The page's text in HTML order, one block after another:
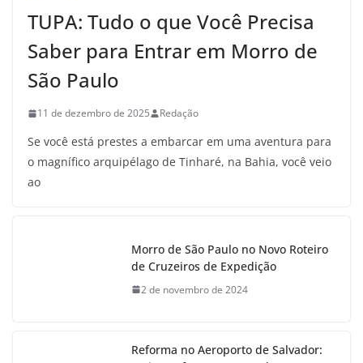
TUPA: Tudo o que Você Precisa
Saber para Entrar em Morro de
São Paulo
11 de dezembro de 2025 Redação
Se você está prestes a embarcar em uma aventura para
o magnífico arquipélago de Tinharé, na Bahia, você veio
ao
Morro de São Paulo no Novo Roteiro
de Cruzeiros de Expedição
2 de novembro de 2024
Reforma no Aeroporto de Salvador: